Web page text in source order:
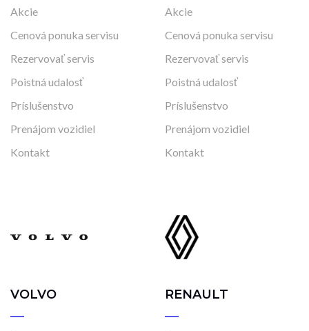
Akcie
Cenová ponuka servisu
Rezervovať servis
Poistná udalosť
Príslušenstvo
Prenájom vozidiel
Kontakt
Akcie
Cenová ponuka servisu
Rezervovať servis
Poistná udalosť
Príslušenstvo
Prenájom vozidiel
Kontakt
VOLVO RENAULT